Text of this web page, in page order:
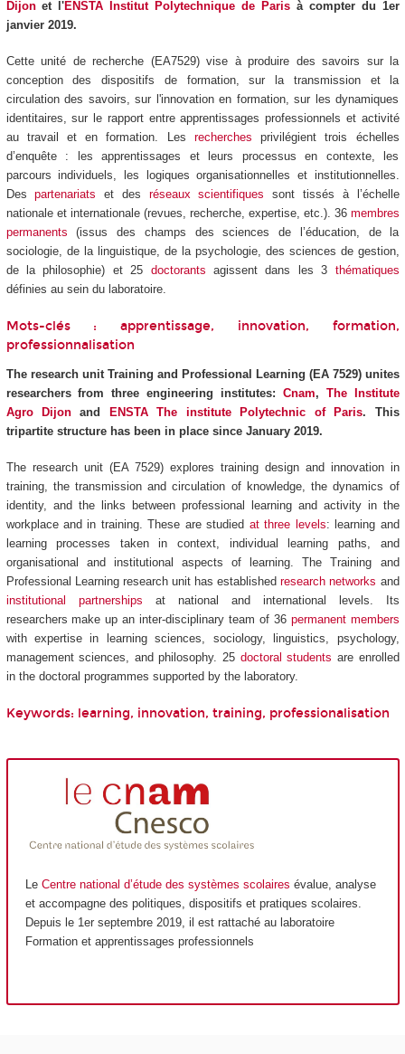
Dijonet l'ENSTA Institut Polytechnique de Parisà compter du 1er
janvier 2019.
Cette unité de recherche (EA7529) vise à produire des savoirs sur la
conception des dispositifs de formation, sur la transmission et la
circulation des savoirs, sur l'innovation en formation, sur les dynamiques
identitaires, sur le rapport entre apprentissages professionnels et activité
au travail et en formation. Les recherches privilégient trois échelles
d’enquête : les apprentissages et leurs processus en contexte, les
parcours individuels, les logiques organisationnelles et institutionnelles.
Despartenariats et des réseaux scientifiques sont tissés à l’échelle
nationale et internationale (revues, recherche, expertise, etc.). 36 membres
permanents (issus des champs des sciences de l’éducation, de la
sociologie, de la linguistique, de la psychologie, des sciences de gestion,
de la philosophie) et 25 doctorants agissent dans les 3 thématiques
définies au sein du laboratoire.
Mots-clés : apprentissage, innovation, formation,
professionnalisation
The research unit Training and Professional Learning (EA 7529) unites
researchers from three engineering institutes: Cnam, The Institute
Agro Dijonand ENSTA The institute Polytechnic of Paris. This
tripartite structure has been in place since January 2019.
The research unit (EA 7529) explores training design and innovation in
training, the transmission and circulation of knowledge, the dynamics of
identity, and the links between professional learning and activity in the
workplace and in training. These are studied at three levels: learning and
learning processes taken in context, individual learning paths, and
organisational and institutional aspects of learning. The Training and
Professional Learning research unit has establishedresearch networks and
institutional partnerships at national and international levels. Its
researchers make up an inter-disciplinary team of 36 permanent members
with expertise in learning sciences, sociology, linguistics, psychology,
management sciences, and philosophy. 25 doctoral students are enrolled
in the doctoral programmes supported by the laboratory.
Keywords: learning, innovation, training, professionalisation
Le Centre national d’étude des systèmes scolaires évalue, analyse
et accompagne des politiques, dispositifs et pratiques scolaires.
Depuis le 1er septembre 2019, il est rattaché au laboratoire
Formation et apprentissages professionnels